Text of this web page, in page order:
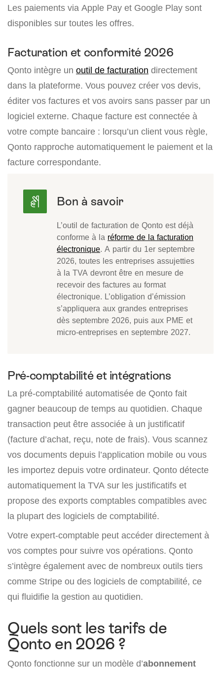
Les paiements via Apple Pay et Google Play sont
disponibles sur toutes les offres.
Facturation et conformité 2026
Qonto intègre un outil de facturation directement
dans la plateforme. Vous pouvez créer vos devis,
éditer vos factures et vos avoirs sans passer par un
logiciel externe. Chaque facture est connectée à
votre compte bancaire : lorsqu’un client vous règle,
Qonto rapproche automatiquement le paiement et la
facture correspondante.
L’outil de facturation de Qonto est déjà
conforme à la réforme de la facturation
électronique. A partir du 1er septembre
2026, toutes les entreprises assujetties
à la TVA devront être en mesure de
recevoir des factures au format
électronique. L’obligation d’émission
s’appliquera aux grandes entreprises
dès septembre 2026, puis aux PME et
micro-entreprises en septembre 2027.
Pré-comptabilité et intégrations
La pré-comptabilité automatisée de Qonto fait
gagner beaucoup de temps au quotidien. Chaque
transaction peut être associée à un justificatif
(facture d’achat, reçu, note de frais). Vous scannez
vos documents depuis l’application mobile ou vous
les importez depuis votre ordinateur. Qonto détecte
automatiquement la TVA sur les justificatifs et
propose des exports comptables compatibles avec
la plupart des logiciels de comptabilité.
Votre expert-comptable peut accéder directement à
vos comptes pour suivre vos opérations. Qonto
s’intègre également avec de nombreux outils tiers
comme Stripe ou des logiciels de comptabilité, ce
qui fluidifie la gestion au quotidien.
Quels sont les tarifs de
Qonto en 2026 ?
Qonto fonctionne sur un modèle d’abonnement